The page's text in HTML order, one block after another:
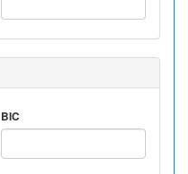
BIC